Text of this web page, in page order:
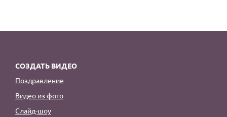
СОЗДАТЬ ВИДЕО
Поздравление
Видео из фото
Слайд-шоу